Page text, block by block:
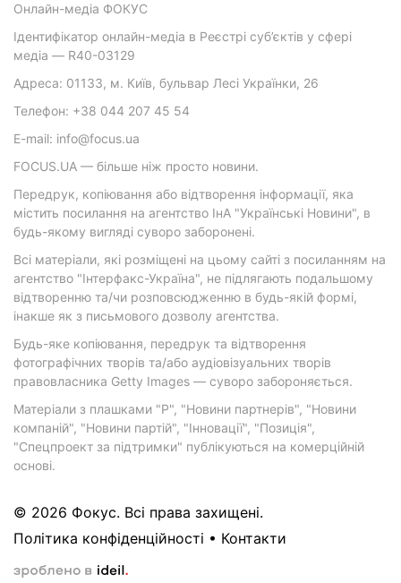
Онлайн-медіа ФОКУС
Ідентифікатор онлайн-медіа в Реєстрі суб’єктів у сфері
медіа — R40-03129
Адреса: 01133, м. Київ, бульвар Лесі Українки, 26
Телефон: +38 044 207 45 54
E-mail: info@focus.ua
FOCUS.UA — більше ніж просто новини.
Передрук, копіювання або відтворення інформації, яка
містить посилання на агентство ІнА "Українські Новини", в
будь-якому вигляді суворо заборонені.
Всі матеріали, які розміщені на цьому сайті з посиланням на
агентство "Інтерфакс-Україна", не підлягають подальшому
відтворенню та/чи розповсюдженню в будь-якій формі,
інакше як з письмового дозволу агентства.
Будь-яке копіювання, передрук та відтворення
фотографічних творів та/або аудіовізуальних творів
правовласника Getty Images — суворо забороняється.
Матеріали з плашками "Р", "Новини партнерів", "Новини
компаній", "Новини партій", "Інновації", "Позиція",
"Спецпроект за підтримки" публікуються на комерційній
основі.
© 2026 Фокус. Всі права захищені.
Політика конфіденційності • Контакти